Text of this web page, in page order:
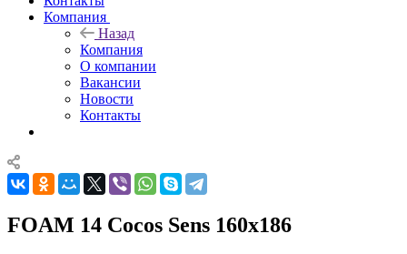
Компания
Назад
Компания
О компании
Вакансии
Новости
Контакты
FOAM 14 Cocos Sens 160x186